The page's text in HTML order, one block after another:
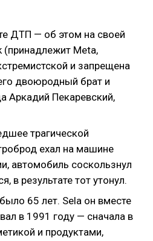
ДТП — об этом на своей
(принадлежит Meta,
и запрещена
двоюродный брат и
Аркадий Пекаревский,
трагической
ехал на машине
автомобиль соскользнул
в результате тот утонул.
65 лет. Sela он вместе
в 1991 году — сначала в
и продуктами,